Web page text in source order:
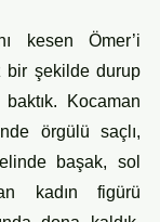
bir şekilde durup
Kocaman
örgülü saçlı,
başak, sol
kadın figürü